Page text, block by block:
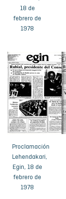
18 de
febrero de
1978
Proclamación
Lehendakari,
Egin, 18 de
febrero de
1978